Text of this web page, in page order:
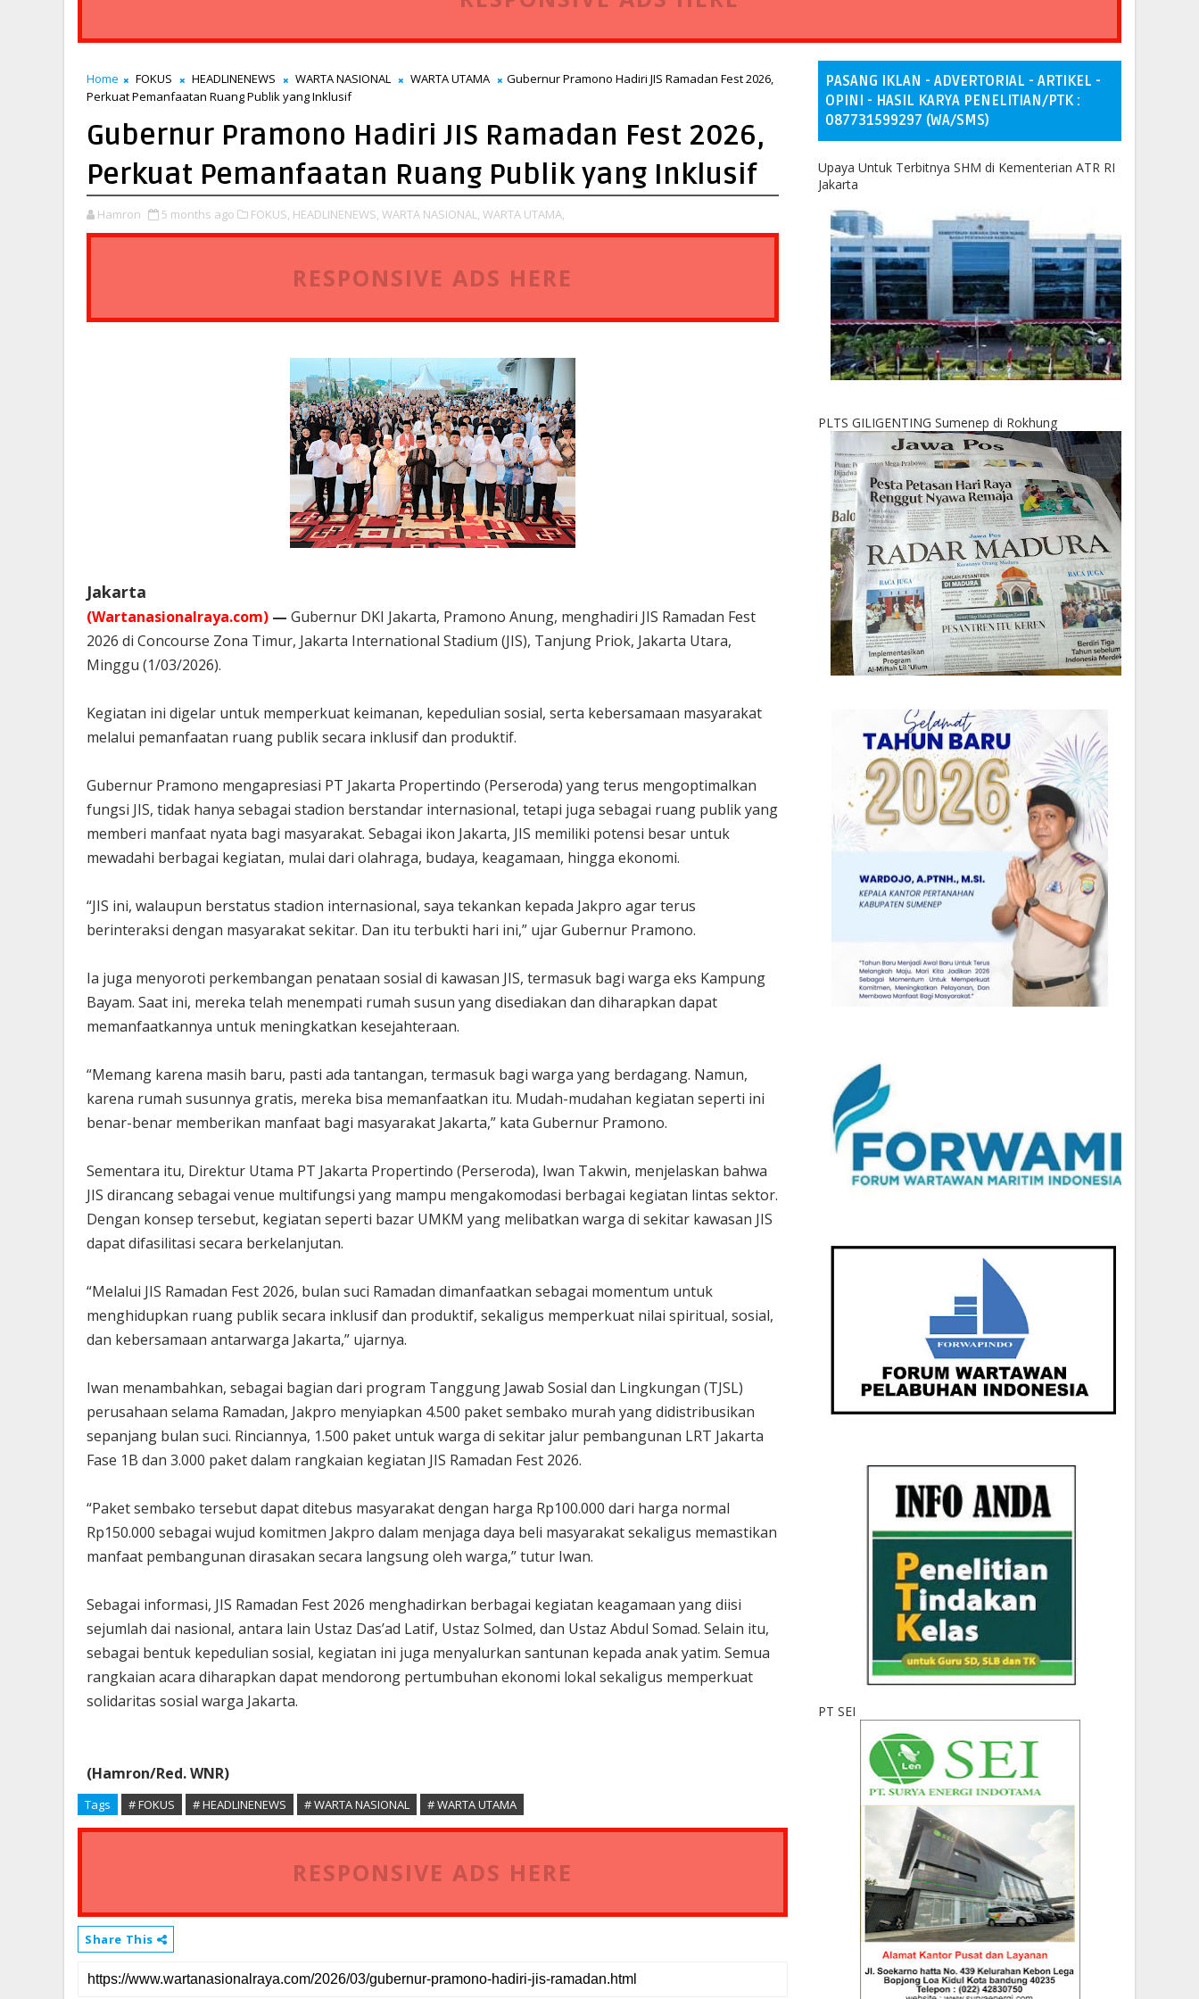
Home FOKUS HEADLINENEWS WARTA NASIONAL WARTA UTAMA
Gubernur Pramono Hadiri JIS Ramadan Fest 2026,
Perkuat Pemanfaatan Ruang Publik yang Inklusif
Gubernur Pramono Hadiri JIS Ramadan Fest 2026,
Perkuat Pemanfaatan Ruang Publik yang Inklusif
Hamron 5 months ago FOKUS, HEADLINENEWS, WARTA NASIONAL, WARTA UTAMA,
RESPONSIVE ADS HERE
Jakarta
(Wartanasionalraya.com) — Gubernur DKI Jakarta, Pramono Anung, menghadiri JIS Ramadan Fest
2026 di Concourse Zona Timur, Jakarta International Stadium (JIS), Tanjung Priok, Jakarta Utara,
Minggu (1/03/2026).
Kegiatan ini digelar untuk memperkuat keimanan, kepedulian sosial, serta kebersamaan masyarakat
melalui pemanfaatan ruang publik secara inklusif dan produktif.
Gubernur Pramono mengapresiasi PT Jakarta Propertindo (Perseroda) yang terus mengoptimalkan
fungsi JIS, tidak hanya sebagai stadion berstandar internasional, tetapi juga sebagai ruang publik yang
memberi manfaat nyata bagi masyarakat. Sebagai ikon Jakarta, JIS memiliki potensi besar untuk
mewadahi berbagai kegiatan, mulai dari olahraga, budaya, keagamaan, hingga ekonomi.
“JIS ini, walaupun berstatus stadion internasional, saya tekankan kepada Jakpro agar terus
berinteraksi dengan masyarakat sekitar. Dan itu terbukti hari ini,” ujar Gubernur Pramono.
Ia juga menyoroti perkembangan penataan sosial di kawasan JIS, termasuk bagi warga eks Kampung
Bayam. Saat ini, mereka telah menempati rumah susun yang disediakan dan diharapkan dapat
memanfaatkannya untuk meningkatkan kesejahteraan.
“Memang karena masih baru, pasti ada tantangan, termasuk bagi warga yang berdagang. Namun,
karena rumah susunnya gratis, mereka bisa memanfaatkan itu. Mudah-mudahan kegiatan seperti ini
benar-benar memberikan manfaat bagi masyarakat Jakarta,” kata Gubernur Pramono.
Sementara itu, Direktur Utama PT Jakarta Propertindo (Perseroda), Iwan Takwin, menjelaskan bahwa
JIS dirancang sebagai venue multifungsi yang mampu mengakomodasi berbagai kegiatan lintas sektor.
Dengan konsep tersebut, kegiatan seperti bazar UMKM yang melibatkan warga di sekitar kawasan JIS
dapat difasilitasi secara berkelanjutan.
“Melalui JIS Ramadan Fest 2026, bulan suci Ramadan dimanfaatkan sebagai momentum untuk
menghidupkan ruang publik secara inklusif dan produktif, sekaligus memperkuat nilai spiritual, sosial,
dan kebersamaan antarwarga Jakarta,” ujarnya.
Iwan menambahkan, sebagai bagian dari program Tanggung Jawab Sosial dan Lingkungan (TJSL)
perusahaan selama Ramadan, Jakpro menyiapkan 4.500 paket sembako murah yang didistribusikan
sepanjang bulan suci. Rinciannya, 1.500 paket untuk warga di sekitar jalur pembangunan LRT Jakarta
Fase 1B dan 3.000 paket dalam rangkaian kegiatan JIS Ramadan Fest 2026.
“Paket sembako tersebut dapat ditebus masyarakat dengan harga Rp100.000 dari harga normal
Rp150.000 sebagai wujud komitmen Jakpro dalam menjaga daya beli masyarakat sekaligus memastikan
manfaat pembangunan dirasakan secara langsung oleh warga,” tutur Iwan.
Sebagai informasi, JIS Ramadan Fest 2026 menghadirkan berbagai kegiatan keagamaan yang diisi
sejumlah dai nasional, antara lain Ustaz Das’ad Latif, Ustaz Solmed, dan Ustaz Abdul Somad. Selain itu,
sebagai bentuk kepedulian sosial, kegiatan ini juga menyalurkan santunan kepada anak yatim. Semua
rangkaian acara diharapkan dapat mendorong pertumbuhan ekonomi lokal sekaligus memperkuat
solidaritas sosial warga Jakarta.
(Hamron/Red. WNR)
Tags # FOKUS # HEADLINENEWS # WARTA NASIONAL # WARTA UTAMA
RESPONSIVE ADS HERE
Share This
PASANG IKLAN - ADVERTORIAL - ARTIKEL -
OPINI - HASIL KARYA PENELITIAN/PTK :
087731599297 (WA/SMS)
Upaya Untuk Terbitnya SHM di Kementerian ATR RI
Jakarta
PLTS GILIGENTING Sumenep di Rokhung
PT SEI